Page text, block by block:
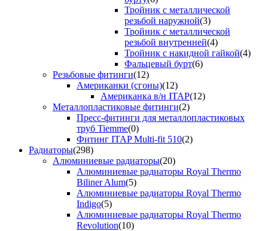
Тройник с металлической
резьбой наружной(3)
Тройник с металлической
резьбой внутренней(4)
Тройник с накидной гайкой(4)
Фальцевый бурт(6)
Резьбовые фитинги(12)
Американки (сгоны)(12)
Американка в/н ITAP(12)
Металлопластиковые фитинги(2)
Пресс-фитинги для металлопластиковых
труб Tiemme(0)
Фитинг ITAP Multi-fit 510(2)
Радиаторы(298)
Алюминиевые радиаторы(20)
Алюминиевые радиаторы Royal Thermo
Biliner Alum(5)
Алюминиевые радиаторы Royal Thermo
Indigo(5)
Алюминиевые радиаторы Royal Thermo
Revolution(10)